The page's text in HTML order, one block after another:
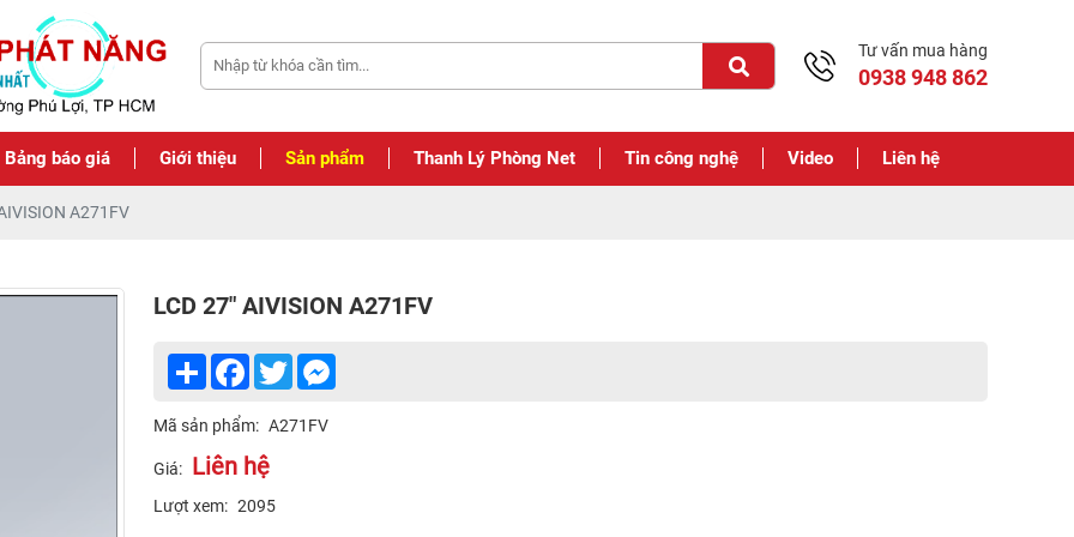
Tư vấn mua hàng
0938 948 862
Bảng báo giá Giới thiệu Sản phẩm Thanh Lý Phòng Net Tin công nghệ Video Liên hệ
A271FV
LCD 27" AIVISION A271FV
Share Facebook
Twitter
Mã sản phẩm: A271FV
Giá: Liên hệ
Lượt xem: 2095